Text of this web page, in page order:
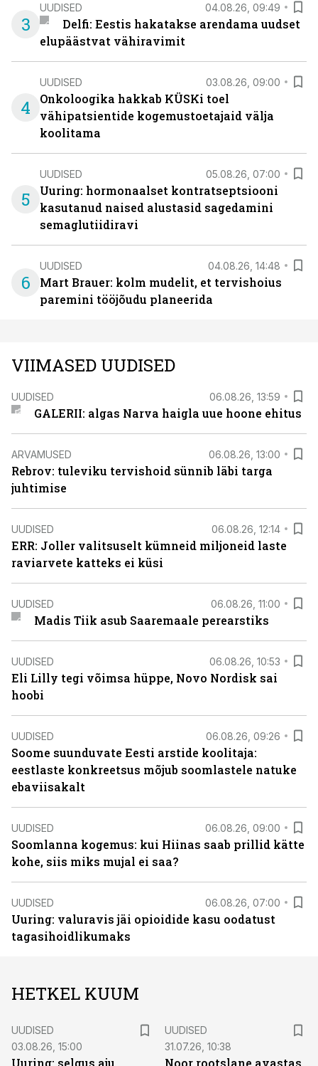
3
UUDISED 04.08.26, 09:49
Delfi: Eestis hakatakse arendama uudset
elupäästvat vähiravimit
4
UUDISED 03.08.26, 09:00
Onkoloogika hakkab KÜSKi toel
vähipatsientide kogemustoetajaid välja
koolitama
5
UUDISED 05.08.26, 07:00
Uuring: hormonaalset kontratseptsiooni
kasutanud naised alustasid sagedamini
semaglutiidiravi
6
UUDISED 04.08.26, 14:48
Mart Brauer: kolm mudelit, et tervishoius
paremini tööjõudu planeerida
VIIMASED UUDISED
UUDISED 06.08.26, 13:59
GALERII: algas Narva haigla uue hoone ehitus
ARVAMUSED 06.08.26, 13:00
Rebrov: tuleviku tervishoid sünnib läbi targa
juhtimise
UUDISED 06.08.26, 12:14
ERR: Joller valitsuselt kümneid miljoneid laste
raviarvete katteks ei küsi
UUDISED 06.08.26, 11:00
Madis Tiik asub Saaremaale perearstiks
UUDISED 06.08.26, 10:53
Eli Lilly tegi võimsa hüppe, Novo Nordisk sai
hoobi
UUDISED 06.08.26, 09:26
Soome suunduvate Eesti arstide koolitaja:
eestlaste konkreetsus mõjub soomlastele natuke
ebaviisakalt
UUDISED 06.08.26, 09:00
Soomlanna kogemus: kui Hiinas saab prillid kätte
kohe, siis miks mujal ei saa?
UUDISED 06.08.26, 07:00
Uuring: valuravis jäi opioidide kasu oodatust
tagasihoidlikumaks
HETKEL KUUM
UUDISED
03.08.26, 15:00
Uuring: selgus aju
UUDISED
31.07.26, 10:38
Noor rootslane avastas